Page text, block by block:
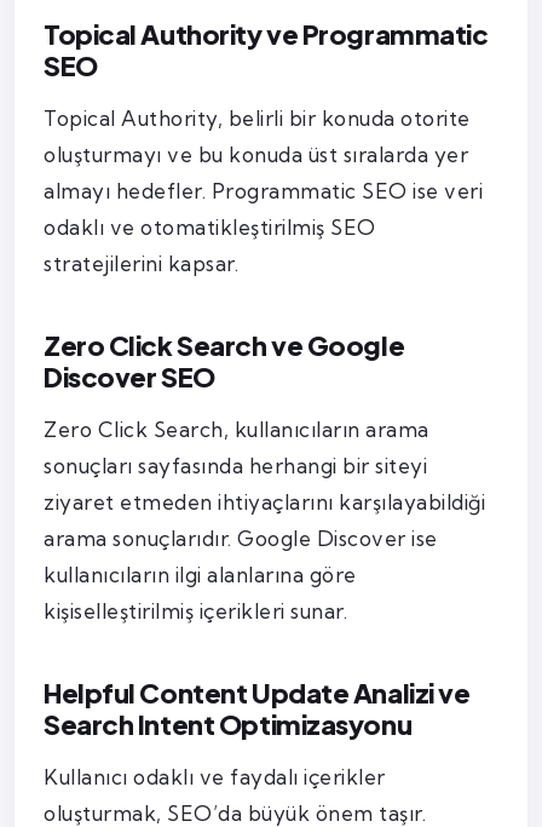
Topical Authority ve Programmatic
SEO
Topical Authority, belirli bir konuda otorite
oluşturmayı ve bu konuda üst sıralarda yer
almayı hedefler. Programmatic SEO ise veri
odaklı ve otomatikleştirilmiş SEO
stratejilerini kapsar.
Zero Click Search ve Google
Discover SEO
Zero Click Search, kullanıcıların arama
sonuçları sayfasında herhangi bir siteyi
ziyaret etmeden ihtiyaçlarını karşılayabildiği
arama sonuçlarıdır. Google Discover ise
kullanıcıların ilgi alanlarına göre
kişiselleştirilmiş içerikleri sunar.
Helpful Content Update Analizi ve
Search Intent Optimizasyonu
Kullanıcı odaklı ve faydalı içerikler
oluşturmak, SEO’da büyük önem taşır.